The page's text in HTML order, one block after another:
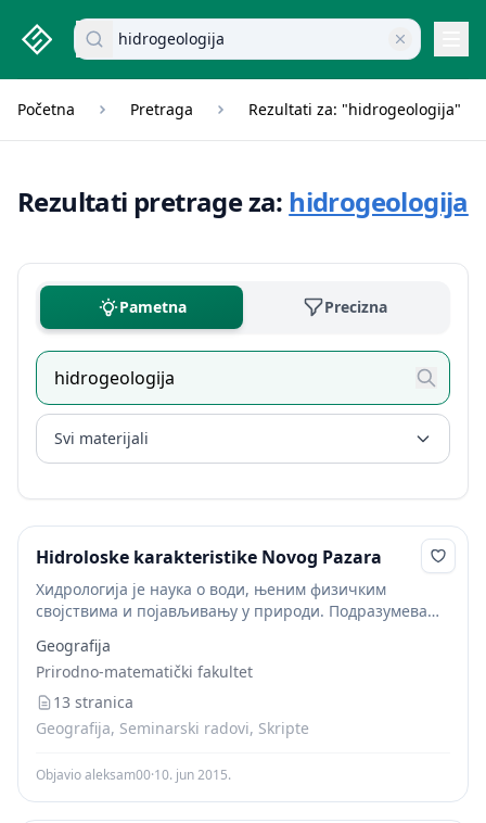
studenti.rs home page
Pretraži dokumente
Početna Pretraga Rezultati za: "hidrogeologija"
Rezultati pretrage za: hidrogeologija
Pametna Precizna
Svi materijali
Hidroloske karakteristike Novog Pazara
Хидрологија је наука о води, њеним физичким
својствима и појављивању у природи. Подразумева
Активна подручја хидрологије укључују океанологију и
хидрологију копна. Хидрологија копна...
Geografija
Prirodno-matematički fakultet
13 stranica
Geografija, Seminarski radovi, Skripte
Objavio aleksam00·10. jun 2015.